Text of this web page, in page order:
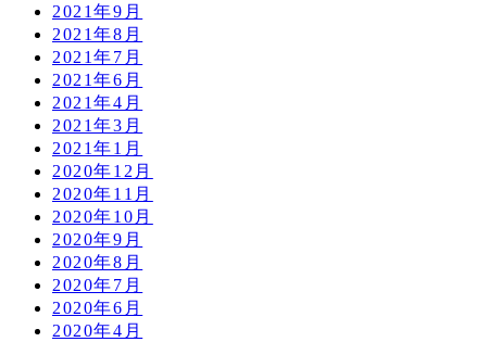
2021年9月
2021年8月
2021年7月
2021年6月
2021年4月
2021年3月
2021年1月
2020年12月
2020年11月
2020年10月
2020年9月
2020年8月
2020年7月
2020年6月
2020年4月